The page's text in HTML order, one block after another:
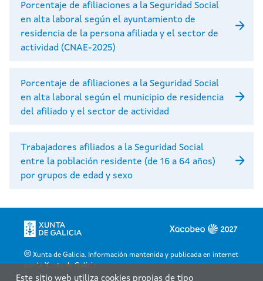
Porcentaje de afiliaciones a la Seguridad Social
en alta laboral según el ayuntamiento de
residencia de la persona afiliada y el sector de
actividad (CNAE-2025)
Porcentaje de afiliaciones a la Seguridad Social
en alta laboral según el municipio de residencia
del afiliado y el sector de actividad
Trabajadores afiliados a la Seguridad Social
entre la población residente (de 16 a 64 años)
por grupos de edad y sexo
Xunta de Galicia. Información mantenida y publicada en internet
por la Xunta de Galicia
Este sitio web utiliza cookies propias de tipo